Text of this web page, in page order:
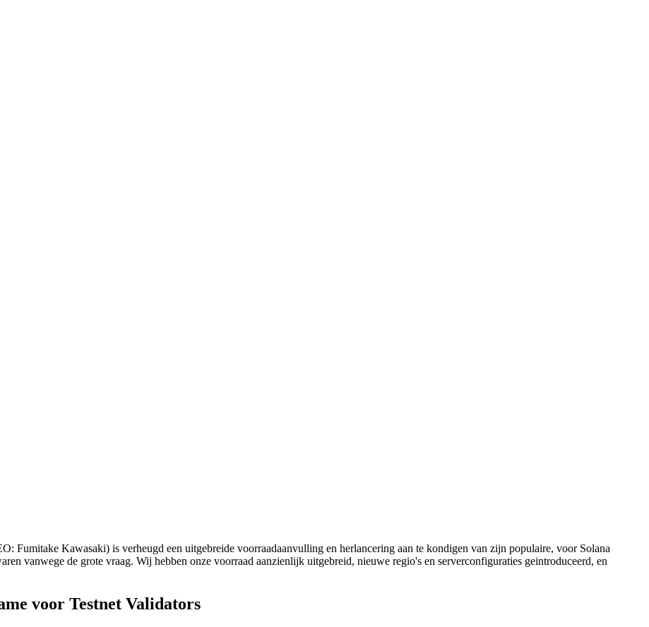
Kawasaki) is verheugd een uitgebreide voorraadaanvulling en herlancering aan te kondigen van zijn populaire, voor Solana
vanwege de grote vraag. Wij hebben onze voorraad aanzienlijk uitgebreid, nieuwe regio's en serverconfiguraties geintroduceerd, en
voor Testnet Validators